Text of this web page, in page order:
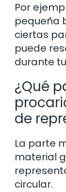
Por
pequeña
ciertas
puede
durante
¿Qué
de
La parte
material
circular.